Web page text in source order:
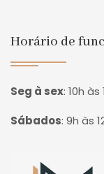
Horário de
Seg à sex: 10h às
Sábados: 9h às
Página inicial